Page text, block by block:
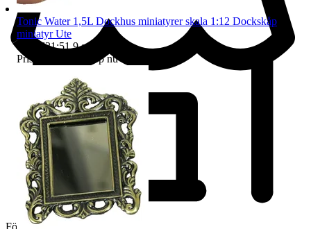
Företag
Tonic Water 1,5L Dockhus miniatyrer skala 1:12 Dockskåp
miniatyr Ute
Sluttid21:51 9 aug 21:51
Pris:
Eller Köp nu